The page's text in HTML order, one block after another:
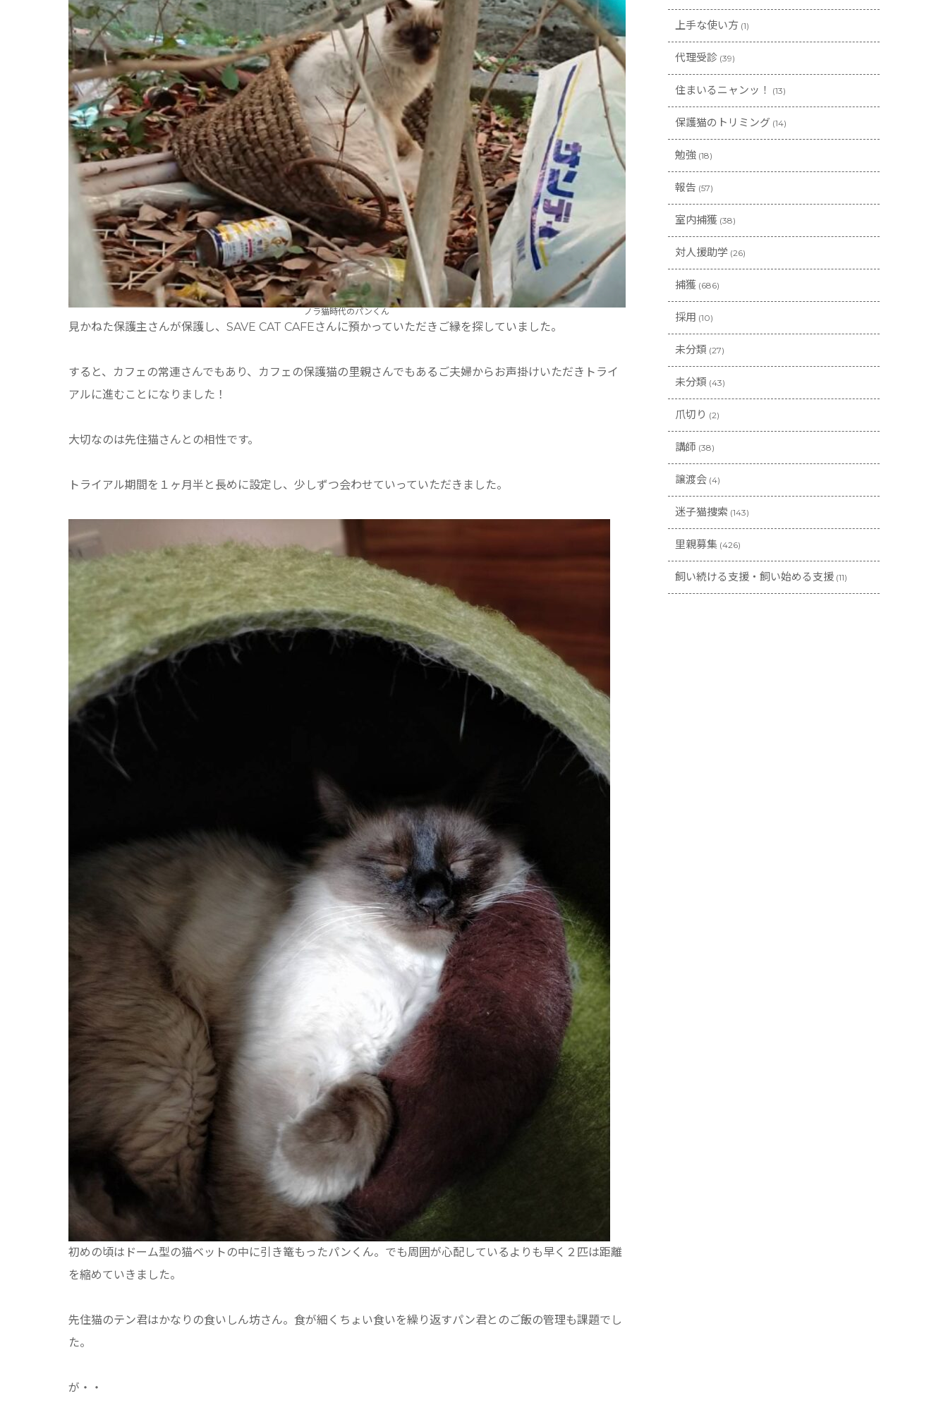
ノラ猫時代のパンくん
見かねた保護主さんが保護し、SAVE CAT CAFEさんに預かっていただきご縁を探していました。
すると、カフェの常連さんでもあり、カフェの保護猫の里親さんでもあるご夫婦からお声掛けいただきトライ
アルに進むことになりました！
大切なのは先住猫さんとの相性です。
トライアル期間を１ヶ月半と長めに設定し、少しずつ会わせていっていただきました。
初めの頃はドーム型の猫ベットの中に引き篭もったパンくん。でも周囲が心配しているよりも早く２匹は距離
を縮めていきました。
先住猫のテン君はかなりの食いしん坊さん。食が細くちょい食いを繰り返すパン君とのご飯の管理も課題でし
た。
が・・
上手な使い方 (1)
代理受診 (39)
住まいるニャンッ！ (13)
保護猫のトリミング (14)
勉強 (18)
報告 (57)
室内捕獲 (38)
対人援助学 (26)
捕獲 (686)
採用 (10)
未分類 (27)
未分類 (43)
爪切り (2)
講師 (38)
譲渡会 (4)
迷子猫捜索 (143)
里親募集 (426)
飼い続ける支援・飼い始める支援 (11)